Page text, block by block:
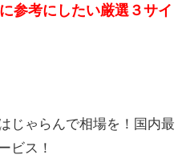
参考にしたい厳選３サイ
じゃらんで相場を！国内最
ビス！